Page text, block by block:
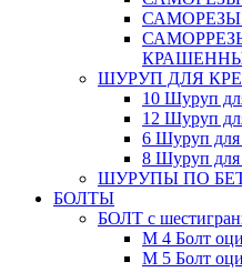
ШУРУП ДЛЯ
10 Шуруп
12 Шуруп
6 Шуруп для
8 Шуруп для
ШУРУПЫ ПО
БОЛТЫ
БОЛТ с
М 4 Болт
М 5 Болт